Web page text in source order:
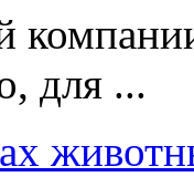
для ...